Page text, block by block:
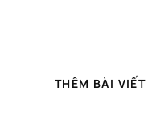
THÊM BÀI VIẾT